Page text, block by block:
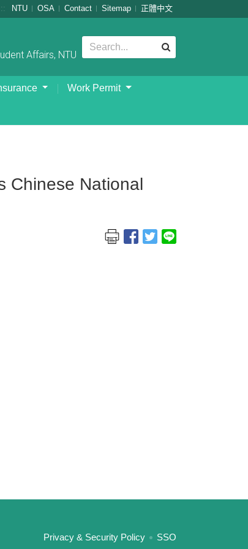
NTU OSA Contact Sitemap 正體中文
Affairs, NTU
Work Permit
Chinese National
:::
Privacy & Security Policy SSO